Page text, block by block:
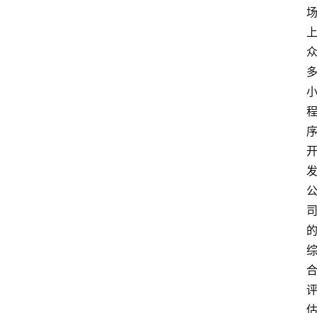
场
上
众
多
小
程
序
开
发
公
司
的
综
合
评
估